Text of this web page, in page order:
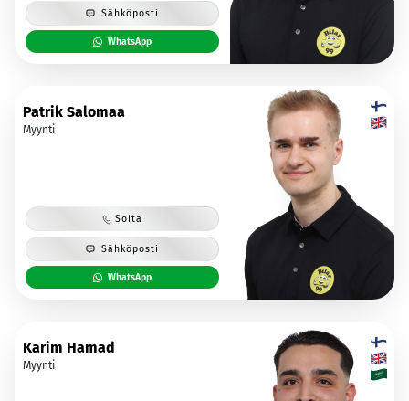
Sähköposti
WhatsApp
Patrik Salomaa
Myynti
Soita
Sähköposti
WhatsApp
Karim Hamad
Myynti